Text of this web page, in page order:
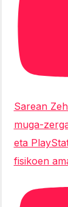
Sarean
muga-
eta
fisikoen